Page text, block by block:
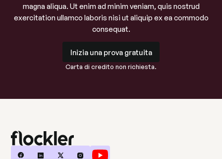
magna aliqua. Ut enim ad minim veniam, quis nostrud
exercitation ullamco laboris nisi ut aliquip ex ea commodo
consequat.
Inizia una prova gratuita
Carta di credito non richiesta.